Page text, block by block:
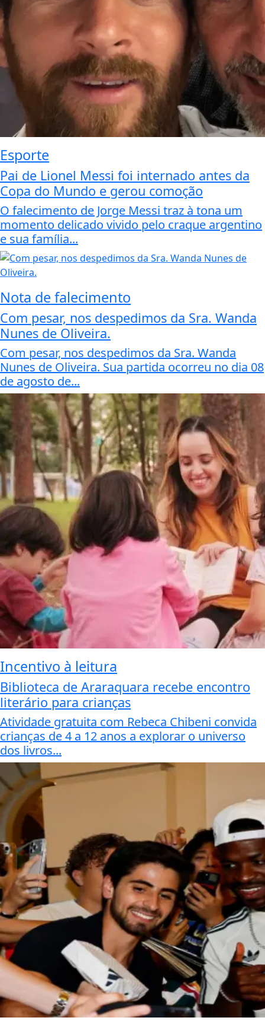
Esporte
Pai de Lionel Messi foi internado antes da
Copa do Mundo e gerou comoção
O falecimento de Jorge Messi traz à tona um
momento delicado vivido pelo craque argentino
e sua família...
Nota de falecimento
Com pesar, nos despedimos da Sra. Wanda
Nunes de Oliveira.
Com pesar, nos despedimos da Sra. Wanda
Nunes de Oliveira. Sua partida ocorreu no dia 08
de agosto de...
Incentivo à leitura
Biblioteca de Araraquara recebe encontro
literário para crianças
Atividade gratuita com Rebeca Chibeni convida
crianças de 4 a 12 anos a explorar o universo
dos livros...